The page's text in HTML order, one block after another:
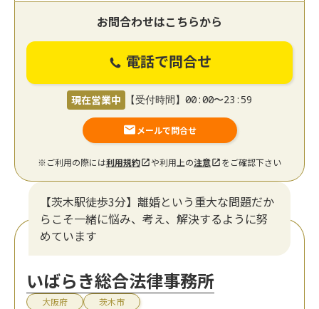
お問合わせはこちらから
電話で問合せ
現在営業中 【受付時間】00:00〜23:59
メールで問合せ
※ご利用の際には利用規約 や利用上の注意 をご確認下さい
【茨木駅徒歩3分】離婚という重大な問題だか
らこそ一緒に悩み、考え、解決するように努
めています
いばらき総合法律事務所
大阪府 茨木市